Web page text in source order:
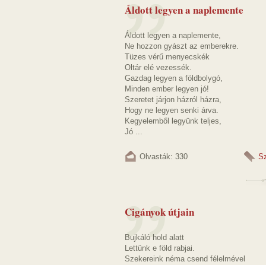
Áldott legyen a naplemente
Áldott legyen a naplemente,
Ne hozzon gyászt az emberekre.
Tüzes vérű menyecskék
Oltár elé vezessék.
Gazdag legyen a földbolygó,
Minden ember legyen jó!
Szeretet járjon házról házra,
Hogy ne legyen senki árva.
Kegyelemből legyünk teljes,
Jó ...
Olvasták: 330
Cigányok útjain
Bujkáló hold alatt
Lettünk e föld rabjai.
Szekereink néma csend félelmével